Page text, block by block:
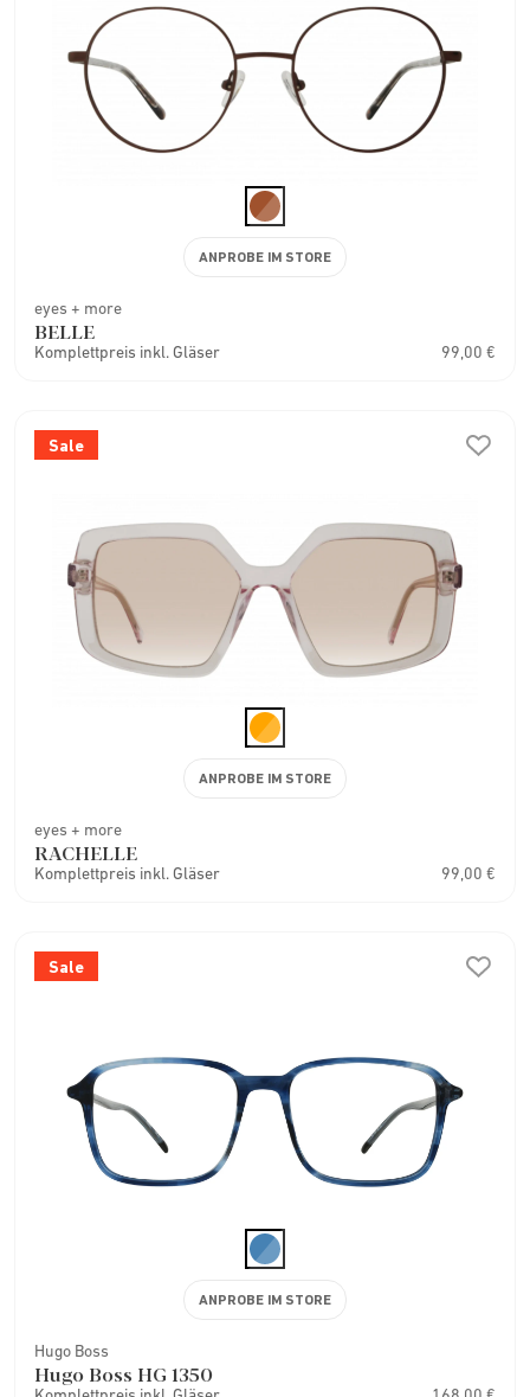
eyes + more
BELLE
Komplettpreis inkl. Gläser 99,00 €
ANPROBE IM STORE
Sale
eyes + more
RACHELLE
Komplettpreis inkl. Gläser 99,00 €
ANPROBE IM STORE
Sale
Hugo Boss
Hugo Boss HG 1350
ANPROBE IM STORE